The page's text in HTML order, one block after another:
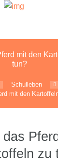
mit den
tun?
Schulleben
mit den
zu